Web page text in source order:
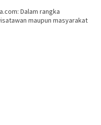
Dalam rangka
maupun masyarakat